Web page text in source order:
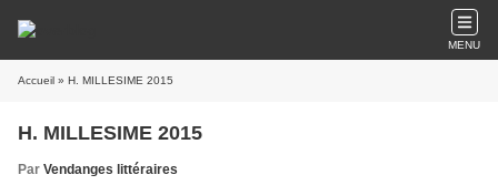
MENU
Accueil » H. MILLESIME 2015
H. MILLESIME 2015
Par Vendanges littéraires